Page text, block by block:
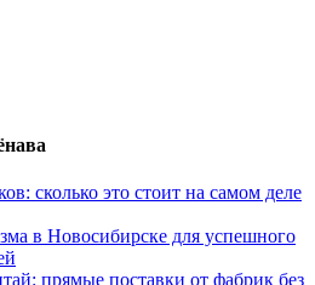
сколько это стоит на самом деле
в Новосибирске для успешного
прямые поставки от фабрик без